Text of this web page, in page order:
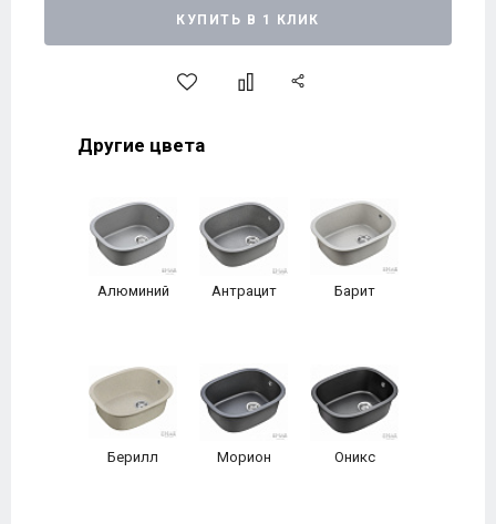
КУПИТЬ В 1 КЛИК
Другие цвета
Алюминий Антрацит Барит
Берилл Морион Оникс